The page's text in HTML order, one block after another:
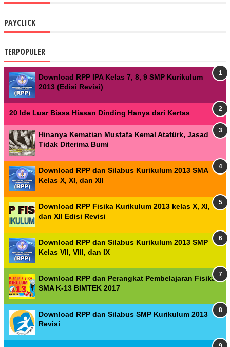
PAYCLICK
TERPOPULER
Download RPP IPA Kelas 7, 8, 9 SMP Kurikulum
2013 (Edisi Revisi)
20 Ide Luar Biasa Hiasan Dinding Hanya dari Kertas
Hinanya Kematian Mustafa Kemal Atatürk, Jasad
Tidak Diterima Bumi
Download RPP dan Silabus Kurikulum 2013 SMA
Kelas X, XI, dan XII
Download RPP Fisika Kurikulum 2013 kelas X, XI,
dan XII Edisi Revisi
Download RPP dan Silabus Kurikulum 2013 SMP
Kelas VII, VIII, dan IX
Download RPP dan Perangkat Pembelajaran Fisika
SMA K-13 BIMTEK 2017
Download RPP dan Silabus SMP Kurikulum 2013
Revisi